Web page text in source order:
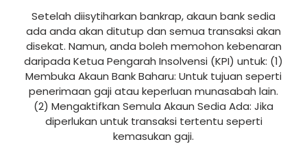
Setelah diisytiharkan bankrap, akaun bank sedia
ada anda akan ditutup dan semua transaksi akan
disekat. Namun, anda boleh memohon kebenaran
daripada Ketua Pengarah Insolvensi (KPI) untuk: (1)
Membuka Akaun Bank Baharu: Untuk tujuan seperti
penerimaan gaji atau keperluan munasabah lain.
(2) Mengaktifkan Semula Akaun Sedia Ada: Jika
diperlukan untuk transaksi tertentu seperti
kemasukan gaji.